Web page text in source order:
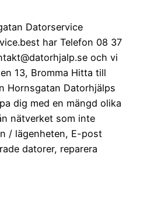
Datorservice
har Telefon 08 37
och vi
13, Bromma Hitta till
Hornsgatan Datorhjälps
dig med en mängd olika
nätverket som inte
/ lägenheten, E-post
datorer, reparera